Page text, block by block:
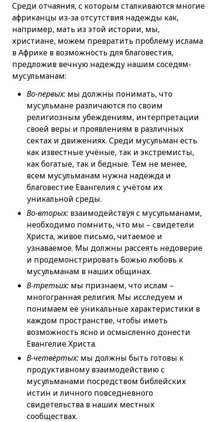
Среди отчаяния, с которым сталкиваются многие
африканцы из-за отсутствия надежды как,
например, мать из этой истории, мы,
христиане, можем превратить проблему ислама
в Африке в возможность для благовестия,
предложив вечную надежду нашим соседям-
мусульманам:
Во-первых: мы должны понимать, что
мусульмане различаются по своим
религиозным убеждениям, интерпретации
своей веры и проявлениям в различных
сектах и ​​движениях. Среди мусульман есть
как известные учёные, так и экстремисты,
как богатые, так и бедные. Тем не менее,
всем мусульманам нужна надежда и
благовестие Евангелия с учётом их
уникальной среды.
Во-вторых: взаимодействуя с мусульманами,
необходимо помнить, что мы – свидетели
Христа, живое письмо, читаемое и
узнаваемое. Мы должны рассеять недоверие
и продемонстрировать Божью любовь к
мусульманам в наших общинах.
В-третьих: мы признаем, что ислам –
многогранная религия. Мы исследуем и
понимаем её уникальные характеристики в
каждом пространстве, чтобы иметь
возможность ясно и осмысленно донести
Евангелие Христа.
В-четвёртых: мы должны быть готовы к
продуктивному взаимодействию с
мусульманами посредством библейских
истин и личного повседневного
свидетельства в наших местных
сообществах.